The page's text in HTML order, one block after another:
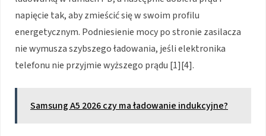
napięcie tak, aby zmieścić się w swoim profilu
energetycznym. Podniesienie mocy po stronie zasilacza
nie wymusza szybszego ładowania, jeśli elektronika
telefonu nie przyjmie wyższego prądu [1][4].
Samsung A5 2026 czy ma ładowanie indukcyjne?